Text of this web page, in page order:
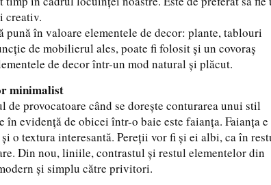
creativ.
pună în valoare elementele de decor: plante, tablouri
de mobilierul ales, poate fi folosit și un covoraș
de decor într-un mod natural și plăcut.
minimalist
de provocatoare când se dorește conturarea unui stil
evidență de obicei într-o baie este faianța. Faianța e
o textura interesantă. Pereții vor fi și ei albi, ca în
Din nou, liniile, contrastul și restul elementelor din
și simplu către privitori.